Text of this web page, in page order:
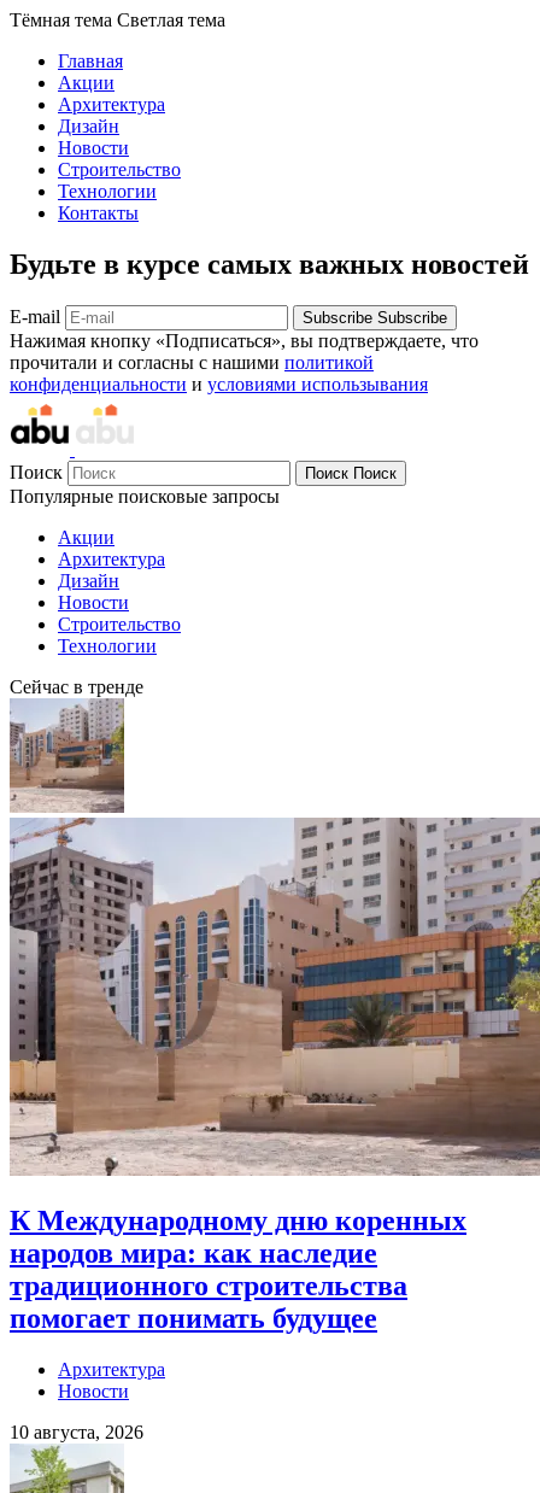
Тёмная тема Светлая тема
Главная
Акции
Архитектура
Дизайн
Новости
Строительство
Технологии
Контакты
Будьте в курсе самых важных новостей
E-mail Subscribe Subscribe
Нажимая кнопку «Подписаться», вы подтверждаете, что
прочитали и согласны с нашими политикой
конфиденциальности и условиями использывания
Поиск Поиск Поиск
Популярные поисковые запросы
Акции
Архитектура
Дизайн
Новости
Строительство
Технологии
Сейчас в тренде
К Международному дню коренных
народов мира: как наследие
традиционного строительства
помогает понимать будущее
Архитектура
Новости
10 августа, 2026